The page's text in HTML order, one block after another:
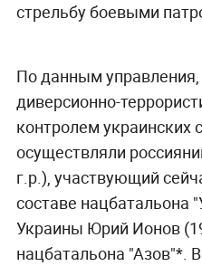
стрельбу боевыми
По данным
диверсионно-
контролем украинских
осуществляли
г.р.), участвующий
составе нацбатальона
Украины Юрий Ионов
нацбатальона "Азов"*.